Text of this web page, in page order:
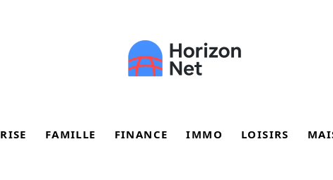
FAMILLE FINANCE IMMO LOISIRS